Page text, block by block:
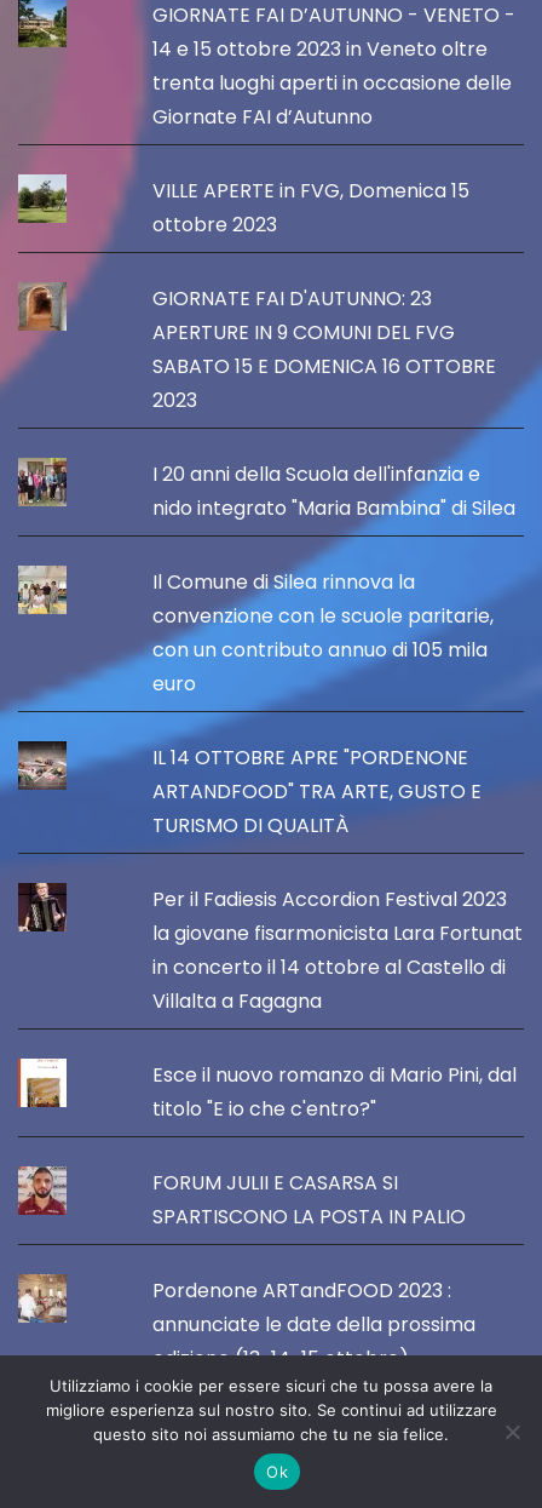
GIORNATE FAI D’AUTUNNO - VENETO -
14 e 15 ottobre 2023 in Veneto oltre
trenta luoghi aperti in occasione delle
Giornate FAI d’Autunno
VILLE APERTE in FVG, Domenica 15
ottobre 2023
GIORNATE FAI D'AUTUNNO: 23
APERTURE IN 9 COMUNI DEL FVG
SABATO 15 E DOMENICA 16 OTTOBRE
2023
I 20 anni della Scuola dell'infanzia e
nido integrato "Maria Bambina" di Silea
Il Comune di Silea rinnova la
convenzione con le scuole paritarie,
con un contributo annuo di 105 mila
euro
IL 14 OTTOBRE APRE "PORDENONE
ARTANDFOOD" TRA ARTE, GUSTO E
TURISMO DI QUALITÀ
Per il Fadiesis Accordion Festival 2023
la giovane fisarmonicista Lara Fortunat
in concerto il 14 ottobre al Castello di
Villalta a Fagagna
Esce il nuovo romanzo di Mario Pini, dal
titolo "E io che c'entro?"
FORUM JULII E CASARSA SI
SPARTISCONO LA POSTA IN PALIO
Pordenone ARTandFOOD 2023 :
annunciate le date della prossima
edizione (13-14-15 ottobre)
VOCE DEL NORDEST
Utilizziamo i cookie per essere sicuri che tu possa avere la
migliore esperienza sul nostro sito. Se continui ad utilizzare
questo sito noi assumiamo che tu ne sia felice.
Ok